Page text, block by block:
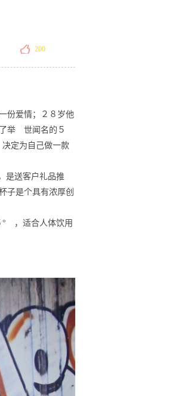
200
份爱情；２８岁他
举 世闻名的５
定为自己做一款
是送客户礼品推
子是个具有浓厚创
° ，适合人体饮用